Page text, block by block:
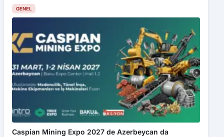
GENEL
Caspian Mining Expo 2027 de Azerbeycan da